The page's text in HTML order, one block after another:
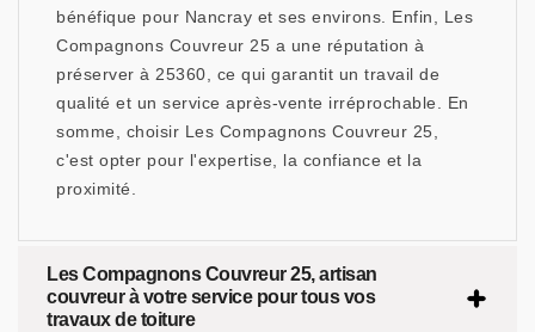
bénéfique pour Nancray et ses environs. Enfin, Les
Compagnons Couvreur 25 a une réputation à
préserver à 25360, ce qui garantit un travail de
qualité et un service après-vente irréprochable. En
somme, choisir Les Compagnons Couvreur 25,
c'est opter pour l'expertise, la confiance et la
proximité.
Les Compagnons Couvreur 25, artisan
couvreur à votre service pour tous vos
travaux de toiture